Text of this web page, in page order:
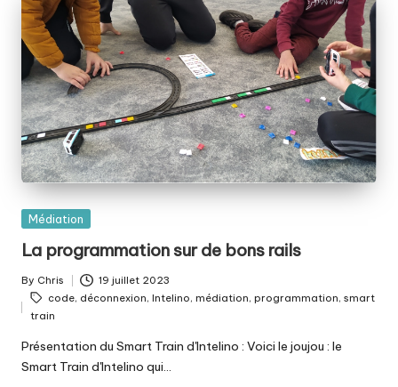
Posted
Médiation
La programmation sur de bons rails
Posted
By Chris
19 juillet 2023
Tags:code, déconnexion, Intelino, médiation, programmation, smart
train
Présentation du Smart Train d'Intelino : Voici le joujou : le
Smart Train d'Intelino qui…